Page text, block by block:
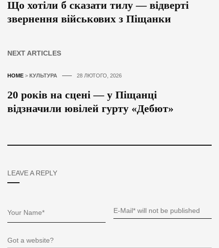
Що хотіли б сказати тилу — відверті
звернення військових з Піщанки
NEXT ARTICLES
HOME > КУЛЬТУРА 28 ЛЮТОГО, 2026
20 років на сцені — у Піщанці
відзначили ювілей гурту «Дебют»
LEAVE A REPLY